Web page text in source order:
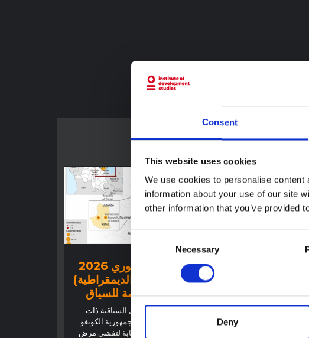
Consent
This website uses cookies
We use cookies to personalise
information about your use of our site
other information that you’ve provided
Consent
Necessary
Deny
من أجل
توجيهات
تفشي إيبولا في إيتوري 2026
(جمهورية الكونغو الديمقراطية)
– نظرة عامة ملخصة للسياق
توضح هذه المذكرة العوامل السياقية ذات
الصلة في مقاطعة إيتوري، جمهورية الكونغو
الديمقراطية، لإعلام الاستجابة لتفشي مرض